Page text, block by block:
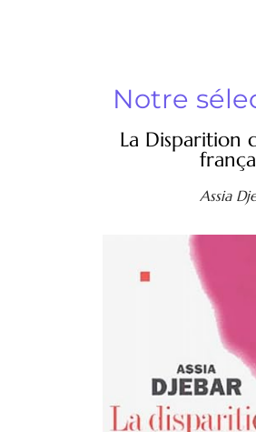
Notre
La Disparition
Assia